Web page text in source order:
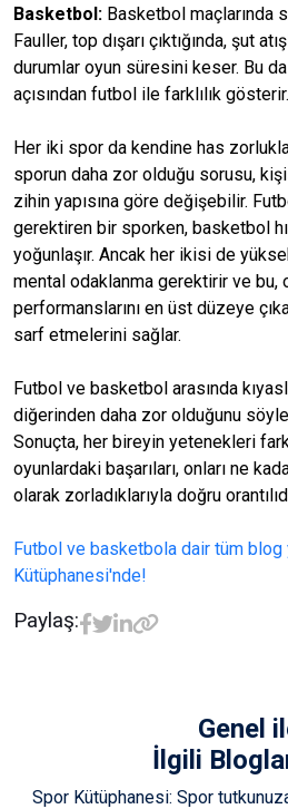
Basketbol: Basketbol maçlarında
Fauller, top dışarı çıktığında, şut
durumlar oyun süresini keser. Bu
açısından futbol ile farklılık gösterir.
Her iki spor da kendine has
sporun daha zor olduğu sorusu,
zihin yapısına göre değişebilir.
gerektiren bir sporken, basketbol
yoğunlaşır. Ancak her ikisi de
mental odaklanma gerektirir ve bu,
performanslarını en üst düzeye
sarf etmelerini sağlar.
Futbol ve basketbol arasında
diğerinden daha zor olduğunu
Sonuçta, her bireyin yetenekleri
oyunlardaki başarıları, onları ne
olarak zorladıklarıyla doğru
Futbol ve basketbola dair tüm blog
Kütüphanesi'nde!
Paylaş:
Genel
İlgili
Spor Kütüphanesi: Spor